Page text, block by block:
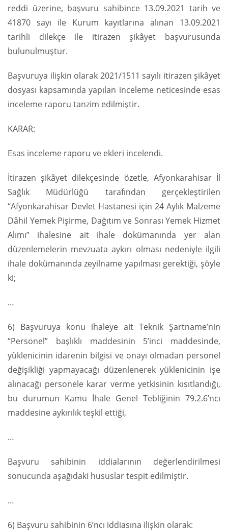
reddi üzerine, başvuru sahibince 13.09.2021 tarih ve
41870 sayı ile Kurum kayıtlarına alınan 13.09.2021
tarihli dilekçe ile itirazen şikâyet başvurusunda
bulunulmuştur.
Başvuruya ilişkin olarak 2021/1511 sayılı itirazen şikâyet
dosyası kapsamında yapılan inceleme neticesinde esas
inceleme raporu tanzim edilmiştir.
KARAR:
Esas inceleme raporu ve ekleri incelendi.
İtirazen şikâyet dilekçesinde özetle, Afyonkarahisar İl
Sağlık Müdürlüğü tarafından gerçekleştirilen
“Afyonkarahisar Devlet Hastanesi için 24 Aylık Malzeme
Dâhil Yemek Pişirme, Dağıtım ve Sonrası Yemek Hizmet
Alımı” ihalesine ait ihale dokümanında yer alan
düzenlemelerin mevzuata aykırı olması nedeniyle ilgili
ihale dokümanında zeyilname yapılması gerektiği, şöyle
ki;
…
6) Başvuruya konu ihaleye ait Teknik Şartname’nin
“Personel” başlıklı maddesinin 5’inci maddesinde,
yüklenicinin idarenin bilgisi ve onayı olmadan personel
değişikliği yapmayacağı düzenlenerek yüklenicinin işe
alınacağı personele karar verme yetkisinin kısıtlandığı,
bu durumun Kamu İhale Genel Tebliğinin 79.2.6’ncı
maddesine aykırılık teşkil ettiği,
…
Başvuru sahibinin iddialarının değerlendirilmesi
sonucunda aşağıdaki hususlar tespit edilmiştir.
…
6) Başvuru sahibinin 6’ncı iddiasına ilişkin olarak: